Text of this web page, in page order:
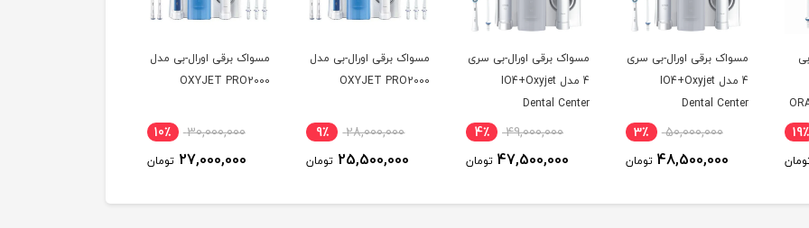
19٪
مسواک برقی اورال-بی سری
4 مدل IO4+Oxyjet
Dental Center
50,000,000 3٪
48,500,000 تومان
مسواک برقی اورال-بی سری
4 مدل IO4+Oxyjet
Dental Center
49,000,000 4٪
47,500,000 تومان
مسواک برقی اورال-بی مدل
OXYJET PRO2000
28,000,000 9٪
25,500,000 تومان
مسواک برقی اورال-بی مدل
OXYJET PRO2000
30,000,000 10٪
27,000,000 تومان